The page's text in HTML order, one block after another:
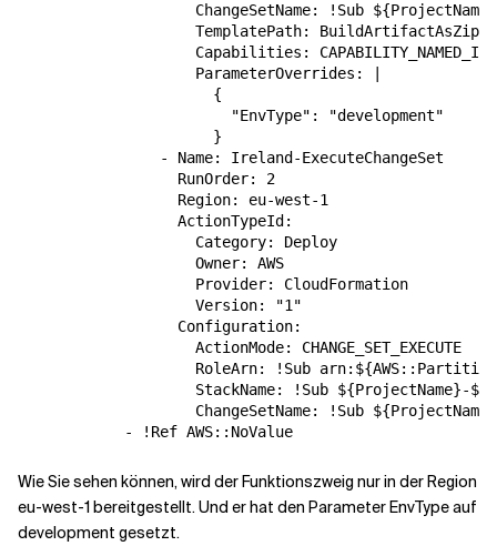
ChangeSetName: !Sub
TemplatePath:
                    Capabilities: CAPABILITY_NAMED_IAM
                    ParameterOverrides: |
                      {
                        "EnvType": "development"
                      }
                - Name: Ireland-ExecuteChangeSet
                  RunOrder: 2
                  Region: eu-west-1
                  ActionTypeId:
                    Category: Deploy
                    Owner: AWS
                    Provider: CloudFormation
                    Version: "1"
                  Configuration:
                    ActionMode: CHANGE_SET_EXECUTE
RoleArn: !Sub
StackName: !Sub ${ProjectName}-
ChangeSetName: !Sub
Wie Sie sehen können, wird der Funktionszweig nur in der Region
eu-west-1 bereitgestellt. Und er hat den Parameter EnvType auf
development gesetzt.